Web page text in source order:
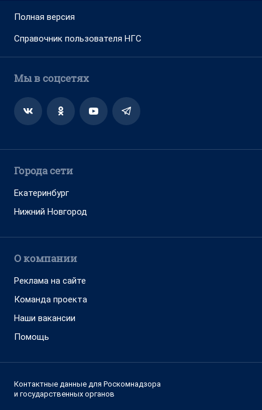
Полная версия
Справочник пользователя НГС
Мы в соцсетях
Города сети
Екатеринбург
Нижний Новгород
О компании
Реклама на сайте
Команда проекта
Наши вакансии
Помощь
Контактные данные для Роскомнадзора
и государственных органов